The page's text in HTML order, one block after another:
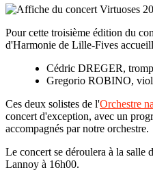
Pour cette troisième édition du
d'Harmonie de Lille-Fives
Cédric DREGER,
Gregorio ROBINO,
Ces deux solistes de l'Orchestre
concert d'exception, avec un
accompagnés par notre orchestre.
Le concert se déroulera à la salle
Lannoy à 16h00.